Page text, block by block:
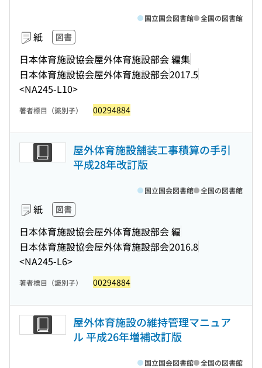
紙 図書
日本体育施設協会屋外体育施設部会 編集
日本体育施設協会屋外体育施設部会2017.5
<NA245-L10>
国立国会図書館 全国の図書館
著者標目（識別子） 00294884
屋外体育施設舗装工事積算の手引
平成28年改訂版
紙 図書
日本体育施設協会屋外体育施設部会 編
日本体育施設協会屋外体育施設部会2016.8
<NA245-L6>
国立国会図書館 全国の図書館
著者標目（識別子） 00294884
屋外体育施設の維持管理マニュア
ル 平成26年増補改訂版
国立国会図書館 全国の図書館